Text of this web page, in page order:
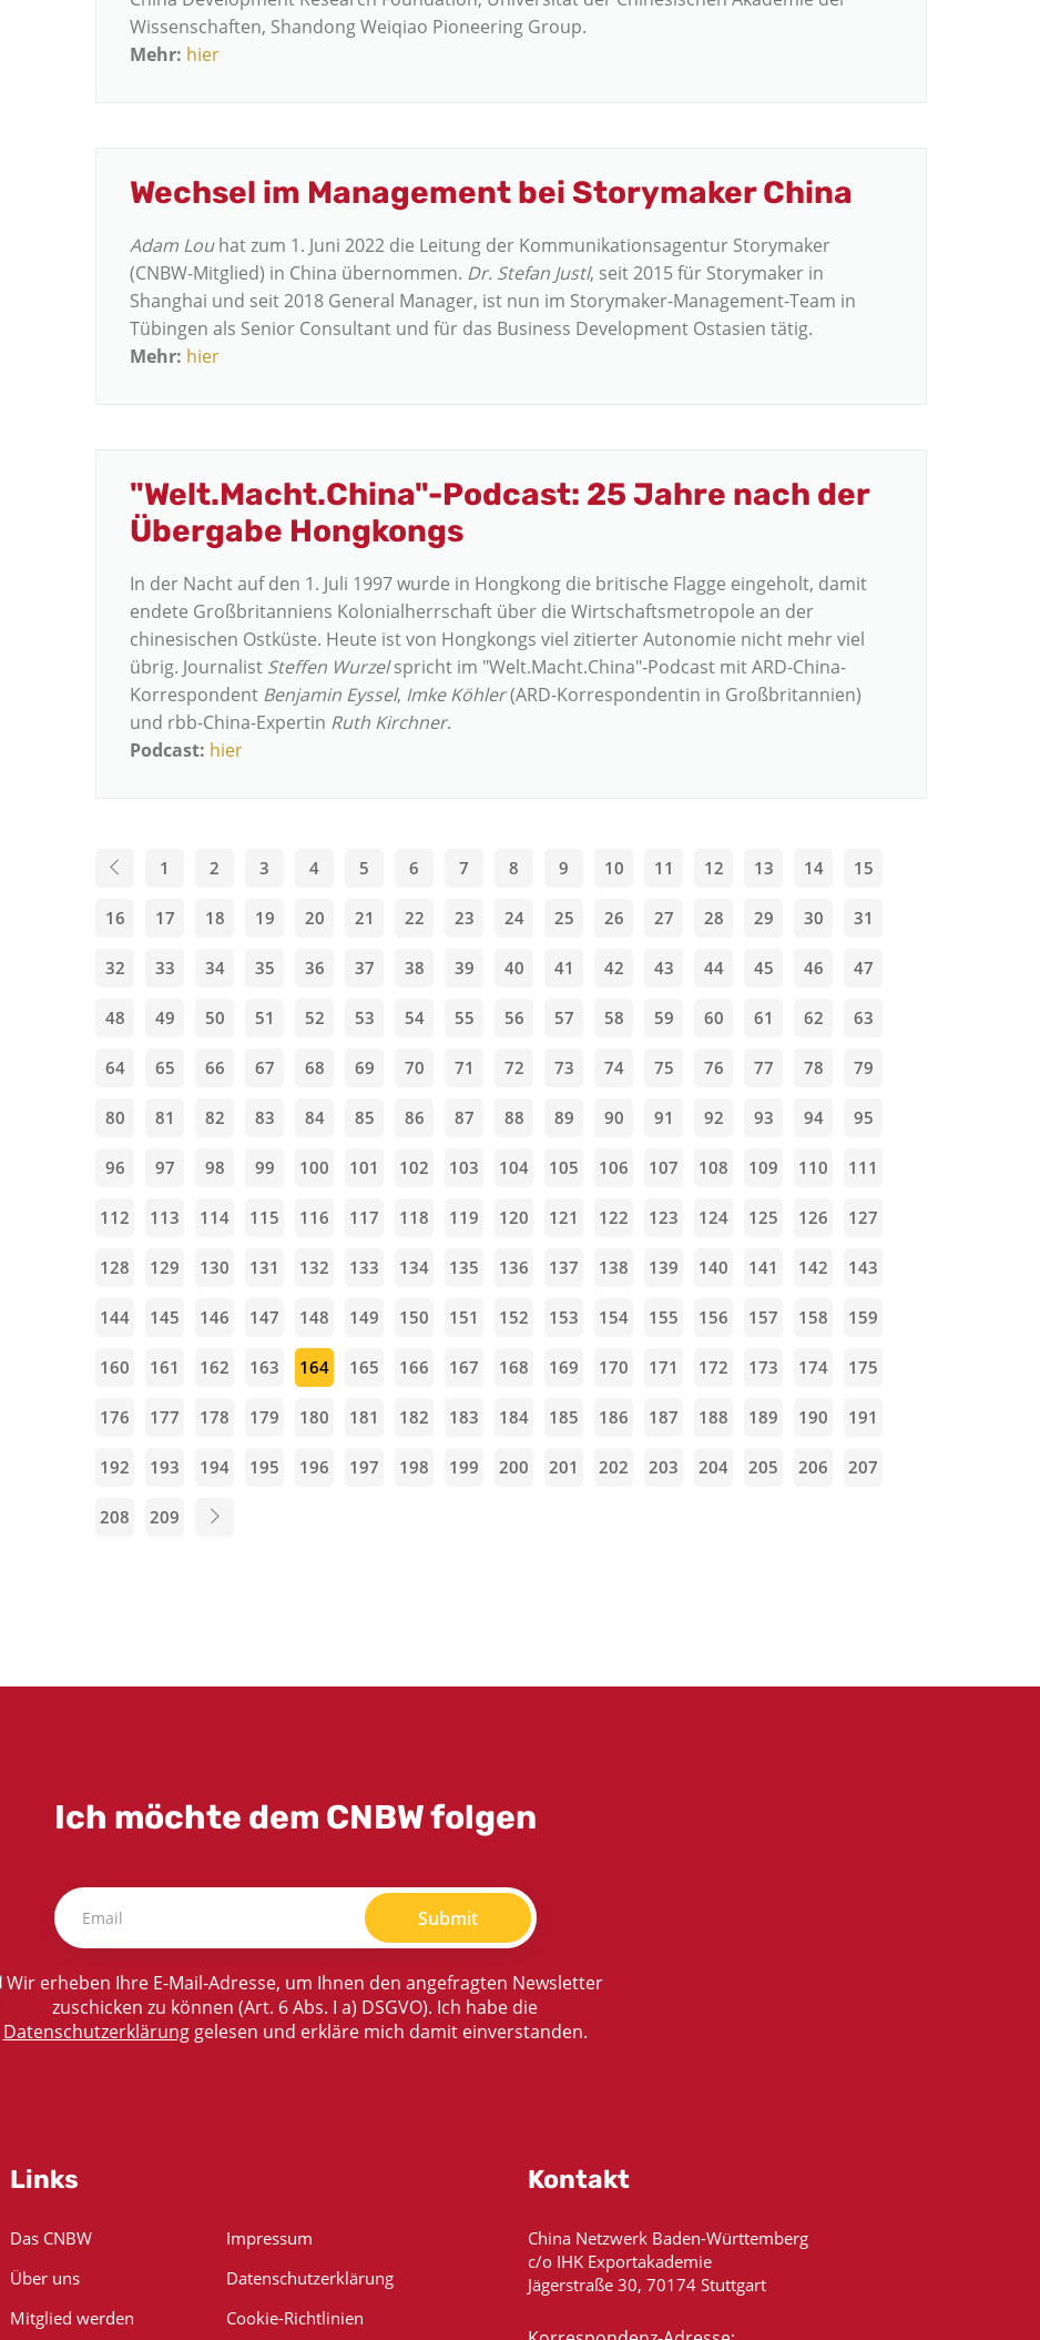
Wissenschaften, Shandong Weiqiao Pioneering Group.
Mehr: hier
Wechsel im Management bei Storymaker China
Adam Louhat zum 1. Juni 2022 die Leitung der Kommunikationsagentur Storymaker
(CNBW-Mitglied) in China übernommen. Dr. Stefan Justl, seit 2015 für Storymaker in
Shanghai und seit 2018 General Manager, ist nun im Storymaker-Management-Team in
Tübingen als Senior Consultant und für das Business Development Ostasien tätig.
Mehr: hier
"Welt.Macht.China"-Podcast: 25 Jahre nach der
Übergabe Hongkongs
In der Nacht auf den 1. Juli 1997 wurde in Hongkong die britische Flagge eingeholt, damit
endete Großbritanniens Kolonialherrschaft über die Wirtschaftsmetropole an der
chinesischen Ostküste. Heute ist von Hongkongs viel zitierter Autonomie nicht mehr viel
übrig. Journalist Steffen Wurzelspricht im "Welt.Macht.China"-Podcast mit ARD-China-
Korrespondent Benjamin Eyssel, Imke Köhler(ARD-Korrespondentin in Großbritannien)
und rbb-China-Expertin Ruth Kirchner.
Podcast: hier
1 2 3 4 5 6 7 8 9 10 11 12 13 14 15
16 17 18 19 20 21 22 23 24 25 26 27 28 29 30 31
32 33 34 35 36 37 38 39 40 41 42 43 44 45 46 47
48 49 50 51 52 53 54 55 56 57 58 59 60 61 62 63
64 65 66 67 68 69 70 71 72 73 74 75 76 77 78 79
80 81 82 83 84 85 86 87 88 89 90 91 92 93 94 95
96 97 98 99 100 101 102 103 104 105 106 107 108 109 110 111
112 113 114 115 116 117 118 119 120 121 122 123 124 125 126 127
128 129 130 131 132 133 134 135 136 137 138 139 140 141 142 143
144 145 146 147 148 149 150 151 152 153 154 155 156 157 158 159
160 161 162 163 164 165 166 167 168 169 170 171 172 173 174 175
176 177 178 179 180 181 182 183 184 185 186 187 188 189 190 191
192 193 194 195 196 197 198 199 200 201 202 203 204 205 206 207
208 209
Ich möchte dem CNBW folgen
Submit
Wir erheben Ihre E-Mail-Adresse, um Ihnen den angefragten Newsletter
zuschicken zu können (Art. 6 Abs. I a) DSGVO). Ich habe die
Datenschutzerklärunggelesen und erkläre mich damit einverstanden.
Links
Das CNBW
Über uns
Mitglied werden
Impressum
Datenschutzerklärung
Cookie-Richtlinien
Kontakt
China Netzwerk Baden-Württemberg
c/o IHK Exportakademie
Jägerstraße 30, 70174 Stuttgart